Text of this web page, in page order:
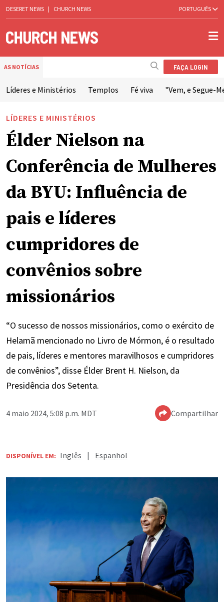
DESERET NEWS | CHURCH NEWS PORTUGUÊS
AS NOTÍCIAS FAÇA LOGIN
Líderes e Ministérios Templos Fé viva "Vem, e Segue-
LÍDERES E MINISTÉRIOS
Élder Nielson na
Conferência de Mulheres
da BYU: Influência de
pais e líderes
cumpridores de
convênios sobre
missionários
“O sucesso de nossos missionários, como o exército de
Helamã mencionado no Livro de Mórmon, é o resultado
de pais, líderes e mentores maravilhosos e cumpridores
de convênios”, disse Élder Brent H. Nielson, da
Presidência dos Setenta.
4 maio 2024, 5:08 p.m. MDT Compartilhar
DISPONÍVEL EM: Inglês | Espanhol